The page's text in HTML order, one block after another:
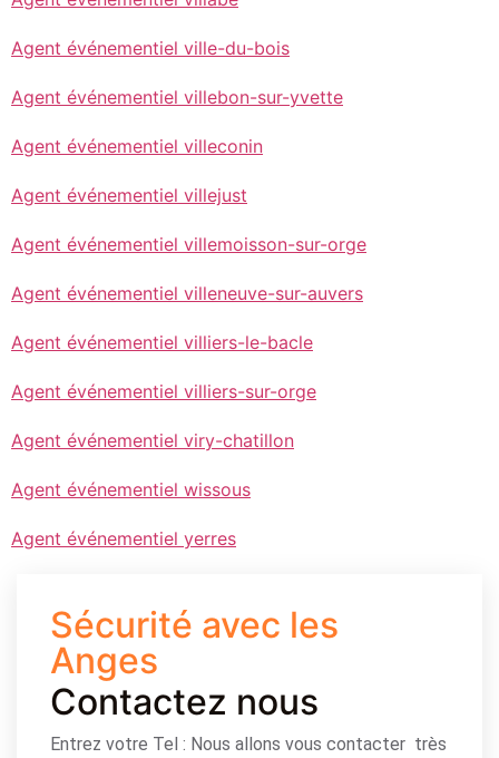
Agent événementiel ville-du-bois
Agent événementiel villebon-sur-yvette
Agent événementiel villeconin
Agent événementiel villejust
Agent événementiel villemoisson-sur-orge
Agent événementiel villeneuve-sur-auvers
Agent événementiel villiers-le-bacle
Agent événementiel villiers-sur-orge
Agent événementiel viry-chatillon
Agent événementiel wissous
Agent événementiel yerres
Sécurité avec les
Anges
Contactez nous
Entrez votre Tel : Nous allons vous contacter très